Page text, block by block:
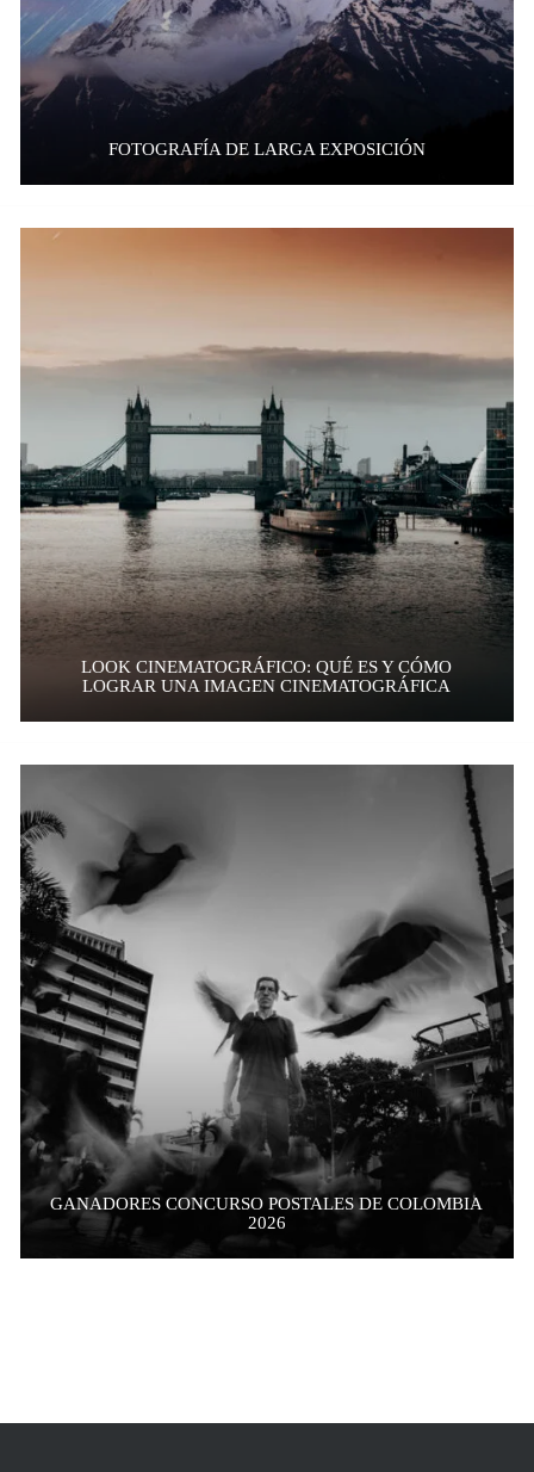
FOTOGRAFÍA DE LARGA EXPOSICIÓN
LOOK CINEMATOGRÁFICO: QUÉ ES Y CÓMO
LOGRAR UNA IMAGEN CINEMATOGRÁFICA
GANADORES CONCURSO POSTALES DE COLOMBIA
2026